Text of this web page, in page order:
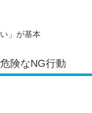
」が基本
険なNG行動